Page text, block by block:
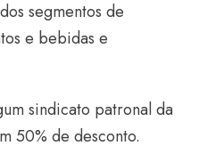
segmentos de
e bebidas e
sindicato patronal da
50% de desconto.